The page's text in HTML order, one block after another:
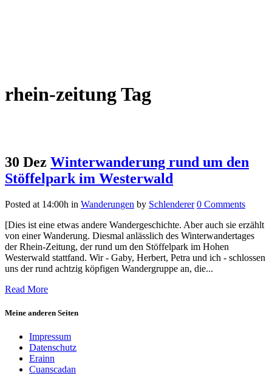
rhein-zeitung Tag
30 Dez Winterwanderung rund um den
Stöffelpark im Westerwald
Posted at 14:00h in Wanderungen by Schlenderer 0 Comments
[Dies ist eine etwas andere Wandergeschichte. Aber auch sie erzählt
von einer Wanderung. Diesmal anlässlich des Winterwandertages
der Rhein-Zeitung, der rund um den Stöffelpark im Hohen
Westerwald stattfand. Wir - Gaby, Herbert, Petra und ich - schlossen
uns der rund achtzig köpfigen Wandergruppe an, die...
Read More
Meine anderen Seiten
Impressum
Datenschutz
Erainn
Cuanscadan